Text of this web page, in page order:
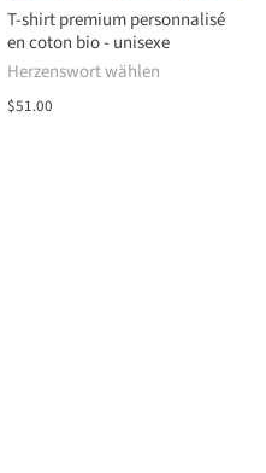
T-shirt premium personnalisé
en coton bio - unisexe
Herzenswort wählen
$51.00